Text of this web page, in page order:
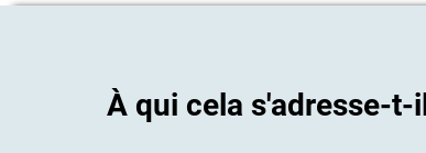
À qui cela s'adresse-t-